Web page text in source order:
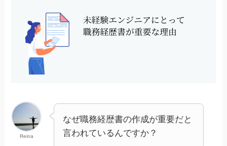
Reina
なぜ職務経歴書の作成が重要だと
言われているんですか？